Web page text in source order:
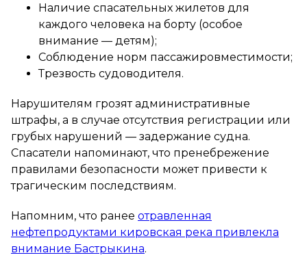
Наличие спасательных жилетов для
каждого человека на борту (особое
внимание — детям);
Соблюдение норм пассажировместимости;
Трезвость судоводителя.
Нарушителям грозят административные
штрафы, а в случае отсутствия регистрации или
грубых нарушений — задержание судна.
Спасатели напоминают, что пренебрежение
правилами безопасности может привести к
трагическим последствиям.
Напомним, что ранее отравленная
нефтепродуктами кировская река привлекла
внимание Бастрыкина.